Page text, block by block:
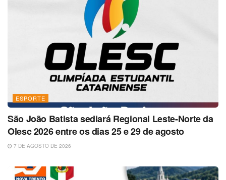
ESPORTE
São João Batista sediará Regional Leste-Norte da
Olesc 2026 entre os dias 25 e 29 de agosto
7 DE AGOSTO DE 2026